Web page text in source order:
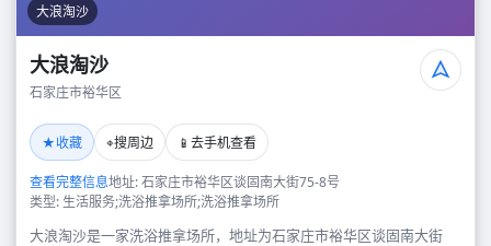
大浪淘沙
大浪淘沙
石家庄市裕华区
★收藏 ⌖搜周边 📱 去手机查看
查看完整信息地址: 石家庄市裕华区谈固南大街75-8号
类型: 生活服务;洗浴推拿场所;洗浴推拿场所
大浪淘沙是一家洗浴推拿场所，地址为石家庄市裕华区谈固南大街